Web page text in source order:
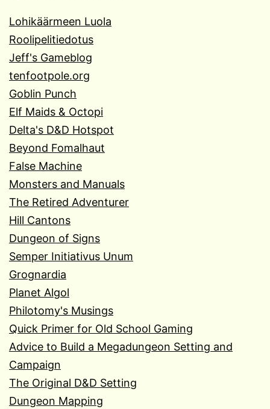
Lohikäärmeen Luola
Roolipelitiedotus
Jeff's Gameblog
tenfootpole.org
Goblin Punch
Elf Maids & Octopi
Delta's D&D Hotspot
Beyond Fomalhaut
False Machine
Monsters and Manuals
The Retired Adventurer
Hill Cantons
Dungeon of Signs
Semper Initiativus Unum
Grognardia
Planet Algol
Philotomy's Musings
Quick Primer for Old School Gaming
Advice to Build a Megadungeon Setting and
Campaign
The Original D&D Setting
Dungeon Mapping